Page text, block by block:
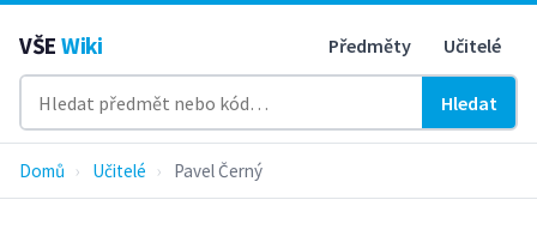
VŠE Wiki Předměty Učitelé
Hledat
Domů › Učitelé › Pavel Černý